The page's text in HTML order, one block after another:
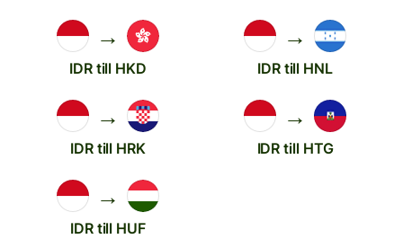
→
IDR till HKD
→
IDR till HNL
→
IDR till HRK
→
IDR till HTG
→
IDR till HUF